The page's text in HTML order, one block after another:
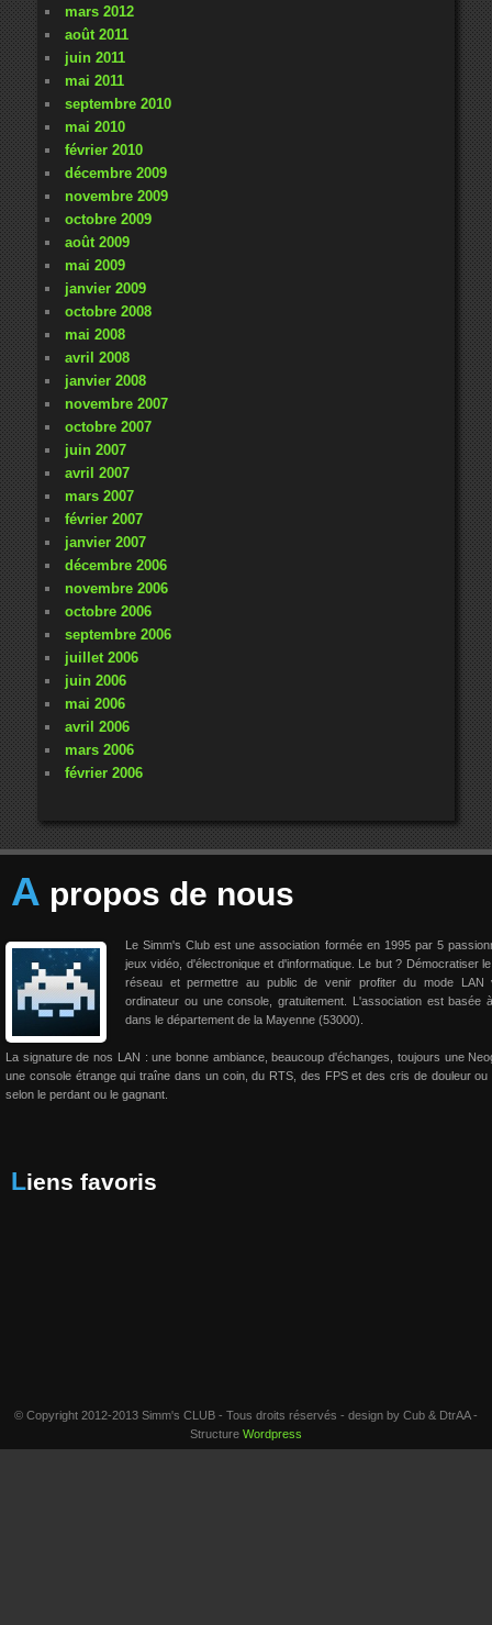
mars 2012
août 2011
juin 2011
mai 2011
septembre 2010
mai 2010
février 2010
décembre 2009
novembre 2009
octobre 2009
août 2009
mai 2009
janvier 2009
octobre 2008
mai 2008
avril 2008
janvier 2008
novembre 2007
octobre 2007
juin 2007
avril 2007
mars 2007
février 2007
janvier 2007
décembre 2006
novembre 2006
octobre 2006
septembre 2006
juillet 2006
juin 2006
mai 2006
avril 2006
mars 2006
février 2006
A propos de nous
Le Simm's Club est une association formée en 1995 par 5
jeux vidéo, d'électronique et d'informatique. Le but ? Démocratiser
réseau et permettre au public de venir profiter du mode LAN
ordinateur ou une console, gratuitement. L'association est basée
dans le département de la Mayenne (53000).
La signature de nos LAN : une bonne ambiance, beaucoup d'échanges, toujours une
une console étrange qui traîne dans un coin, du RTS, des FPS et des cris de douleur ou
selon le perdant ou le gagnant.
Liens favoris
© Copyright 2012-2013 Simm's CLUB - Tous droits réservés - design by Cub & DtrAA -
Structure Wordpress